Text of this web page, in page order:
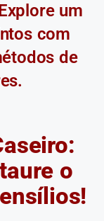
um
com
de
o